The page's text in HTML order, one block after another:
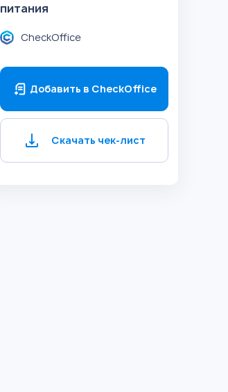
питания
CheckOffice
Добавить в CheckOffice
Скачать чек-лист